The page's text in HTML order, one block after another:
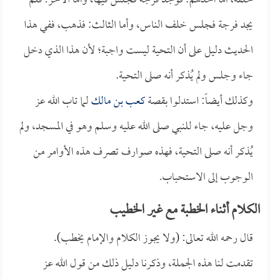
يجد فرجة فجلس خلف الناس، وأما الثالث: فذهب، ففي هذا
الحديث دليل على أن التحية ليست واجبة؛ لأن هذا الذي دخل
جاء وجلس ولم يُذكر أنه صلى التحية.
وكذلك أيضاً: استدلوا بقصةكعب بن مالكلما تاب الله عز
وجل عليه، جاء للنبي صلى الله عليه وسلم وهو في المسجد، ولم
يُذكر أنه صلى التحية، فهذه صوارف تصرف هذه الأوامر من
الوجوب إلى الاستحباب.
الكلام أثناء الخطبة مع غير الخطيب
قال رحمه الله تعالى: (ولا يجوز الكلام والإمام يخطب).
تقدمت لنا هذه الجملة، وذكرنا دليل ذلك من قول الله عز